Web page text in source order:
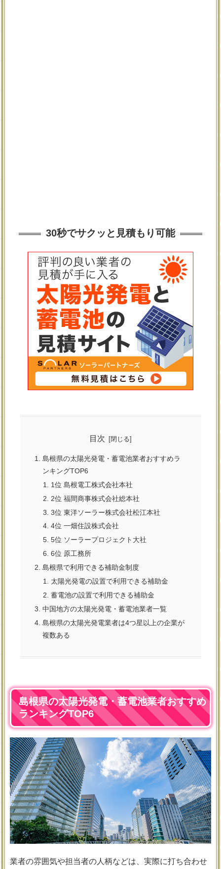
30秒でサクッと見積もり可能
目次
島根県の太陽光発電・蓄電池業者おすすめラ
ンキングTOP6
1位 島根電工株式会社本社
2位 福間商事株式会社総本社
3位 東洋ソーラー株式会社松江本社
4位 一畑住設株式会社
5位 ソーラープロジェクト大社
6位 原工務所
島根県で利用できる補助金制度
太陽光発電の設置で利用できる補助金
蓄電池の設置で利用できる補助金
中国地方の太陽光発電・蓄電池業者一覧
島根県の太陽光発電業者は4つ星以上の企業が
複数ある
島根県の太陽光発電・蓄電池業者おすすめ
ランキングTOP6
業者の雰囲気や担当者の人柄などは、実際に打ち合わせ